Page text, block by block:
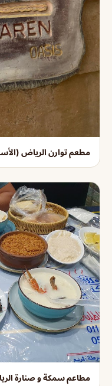
مطعم توارن الرياض
مطاعم سمكة و صنارة